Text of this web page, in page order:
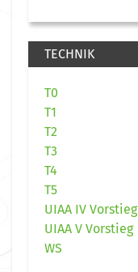
TECHNIK
T0
T1
T2
T3
T4
T5
UIAA IV Vorstieg
UIAA V Vorstieg
WS